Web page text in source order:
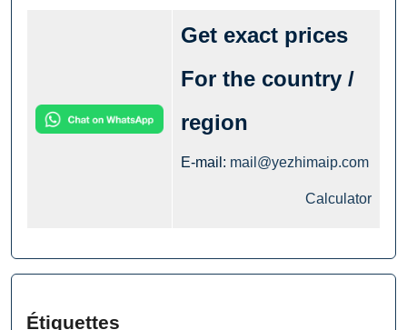
Get exact prices
For the country /
region
E-mail: mail@yezhimaip.com
Calculator
Étiquettes